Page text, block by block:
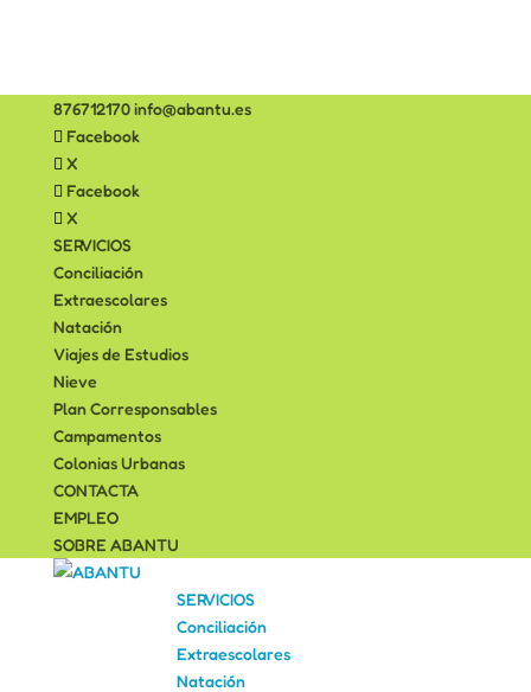
876712170info@abantu.es
Facebook
X
Facebook
X
SERVICIOS
Conciliación
Extraescolares
Natación
Viajes de Estudios
Nieve
Plan Corresponsables
Campamentos
Colonias Urbanas
CONTACTA
EMPLEO
SOBRE ABANTU
SERVICIOS
Conciliación
Extraescolares
Natación